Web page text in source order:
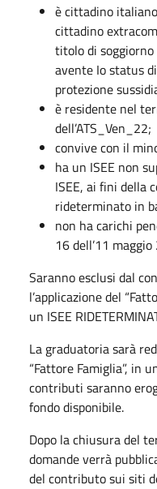
è cittadino
cittadino
titolo di
avente Io status
protezione
è residente nel
dell’ATS_Ven_22;
convive con il
ha un ISEE non
ISEE, ai fini della
rideterminato in
non ha carichi
16 dell’11
Saranno esclusi dal
l’applicazione del
un ISEE
La graduatoria sarà
“Fattore Famiglia”, in
contributi saranno
fondo disponibile.
Dopo la chiusura del
domande verrà
del contributo sui siti